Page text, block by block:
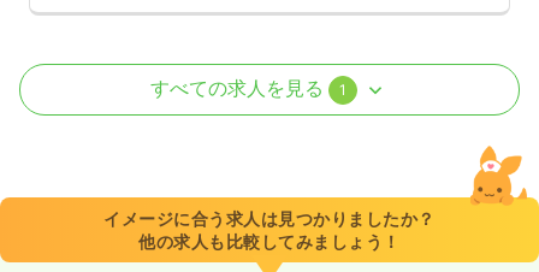
外来 正・准看護師
8:30～18:30（休憩70分）
日祝休み
4週8休以上 月給31万円以上可
すべての求人を見る 1
イメージに合う求人は見つかりましたか？
他の求人も比較してみましょう！